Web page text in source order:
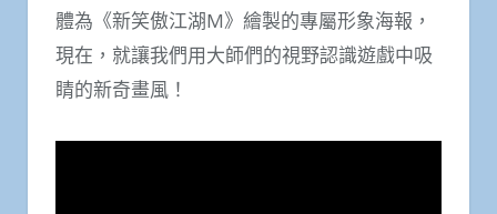
體為《新笑傲江湖M》繪製的專屬形象海報，
現在，就讓我們用大師們的視野認識遊戲中吸
睛的新奇畫風！